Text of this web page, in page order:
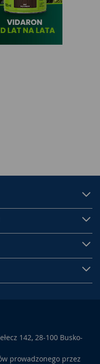
142, 28-100 Busko-
prowadzonego przez